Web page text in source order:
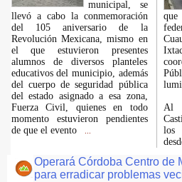
municipal, se
llevó a cabo la conmemoración
del 105 aniversario de la
Revolución Mexicana, mismo en
el que estuvieron presentes
alumnos de diversos planteles
educativos del municipio, además
del cuerpo de seguridad pública
del estado asignado a esa zona,
Fuerza Civil, quienes en todo
momento estuvieron pendientes
de que el evento
Al
los
Operará Córdoba Centro de
para erradicar problemas